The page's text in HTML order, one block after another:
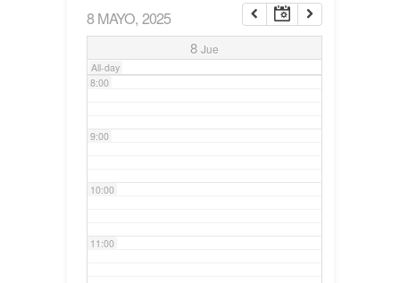
8 MAYO, 2025
8 Jue
All-day
7:00
8:00
9:00
10:00
11:00